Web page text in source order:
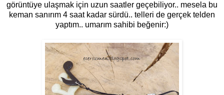
görüntüye ulaşmak için uzun saatler geçebiliyor.. mesela bu
keman sanırım 4 saat kadar sürdü.. telleri de gerçek telden
yaptım.. umarım sahibi beğenir:)